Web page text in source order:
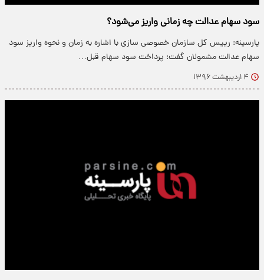
سود سهام عدالت چه زمانی واریز می‌شود؟
پارسینه: رییس کل سازمان خصوصی سازی با اشاره به زمان و نحوه واریز سود
سهام عدالت مشمولان گفت: پرداخت سود سهام قبل…
۴ اردیبهشت ۱۳۹۶